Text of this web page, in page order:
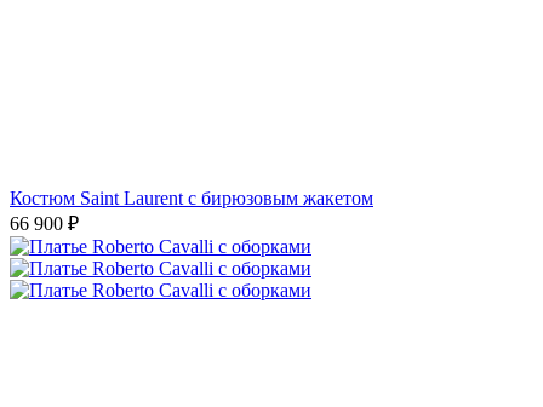
Костюм Saint Laurent с бирюзовым жакетом
66 900 ₽